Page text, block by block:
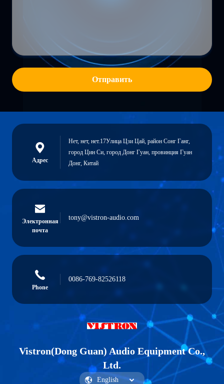
Отправить
Адрес
Нет, нет, нет.17Улица Цзи Цай, район Сонг Ганг,
город Цин Си, город Донг Гуан, провинция Гуан
Донг, Китай
Электронная
почта
tony@vistron-audio.com
Phone
0086-769-82526118
Vistron(Dong Guan) Audio Equipment Co.,
Ltd.